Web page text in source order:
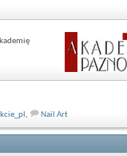
, Nail Art